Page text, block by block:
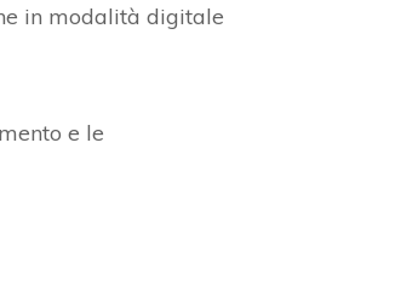
in modalità digitale
e le